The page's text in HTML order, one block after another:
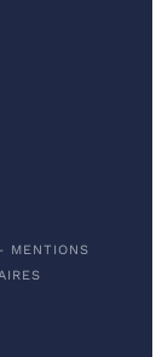
MENTIONS